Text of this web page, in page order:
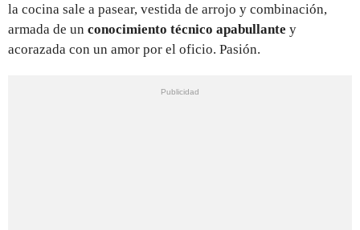
la cocina sale a pasear, vestida de arrojo y combinación,
armada de un conocimiento técnico apabullante y
acorazada con un amor por el oficio. Pasión.